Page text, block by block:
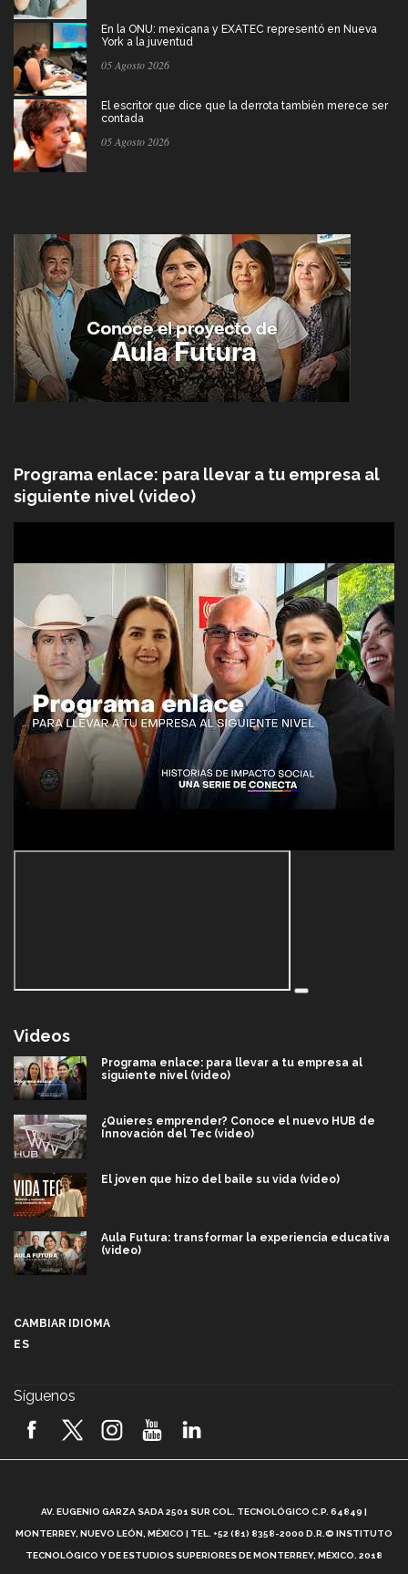
En la ONU: mexicana y EXATEC representó en Nueva
York a la juventud
05 Agosto 2026
El escritor que dice que la derrota también merece ser
contada
05 Agosto 2026
Programa enlace: para llevar a tu empresa al
siguiente nivel (video)
Videos
Programa enlace: para llevar a tu empresa al
siguiente nivel (video)
¿Quieres emprender? Conoce el nuevo HUB de
Innovación del Tec (video)
El joven que hizo del baile su vida (video)
Aula Futura: transformar la experiencia educativa
(video)
2026! (video)
¿Cómo es el Modelo Educativo Tec? (video)
CAMBIAR IDIOMA
ES
Síguenos
AV. EUGENIO GARZA SADA 2501 SUR COL. TECNOLÓGICO C.P. 64849 |
MONTERREY, NUEVO LEÓN, MÉXICO | TEL. +52 (81) 8358-2000 D.R.© INSTITUTO
TECNOLÓGICO Y DE ESTUDIOS SUPERIORES DE MONTERREY, MÉXICO. 2018